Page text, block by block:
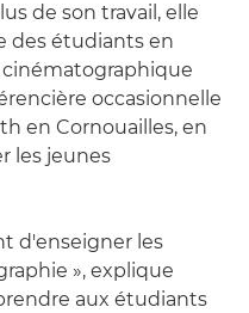
de son travail, elle
des étudiants en
occasionnelle
en Cornouailles, en
les jeunes
d'enseigner les
», explique
aux étudiants